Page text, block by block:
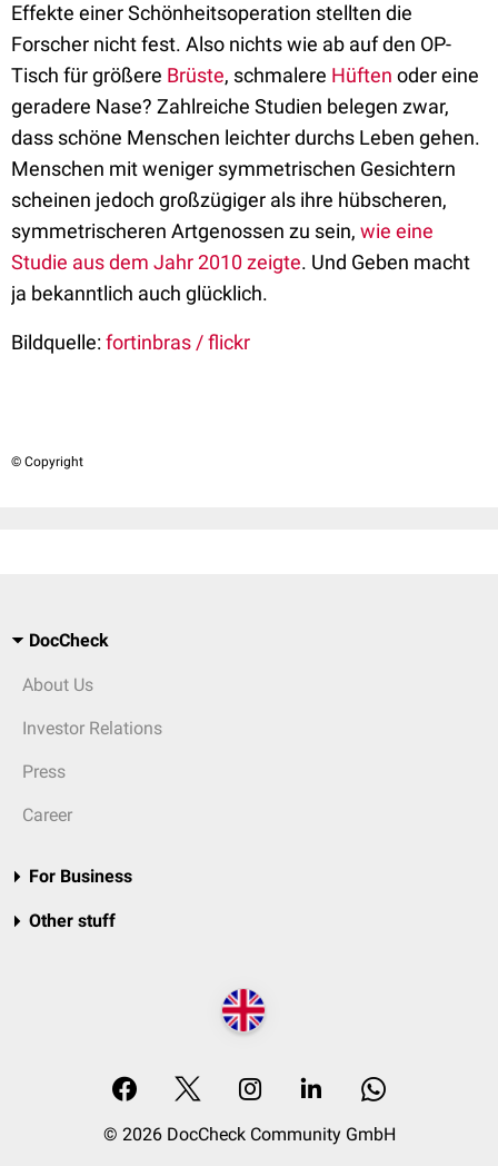
Effekte einer Schönheitsoperation stellten die
Forscher nicht fest. Also nichts wie ab auf den OP-
Tisch für größere Brüste, schmalere Hüften oder eine
geradere Nase? Zahlreiche Studien belegen zwar,
dass schöne Menschen leichter durchs Leben gehen.
Menschen mit weniger symmetrischen Gesichtern
scheinen jedoch großzügiger als ihre hübscheren,
symmetrischeren Artgenossen zu sein, wie eine
Studie aus dem Jahr 2010 zeigte. Und Geben macht
ja bekanntlich auch glücklich.
Bildquelle:fortinbras / flickr
© Copyright
DocCheck
About Us
Investor Relations
Press
Career
For Business
Other stuff
© 2026 DocCheck Community GmbH